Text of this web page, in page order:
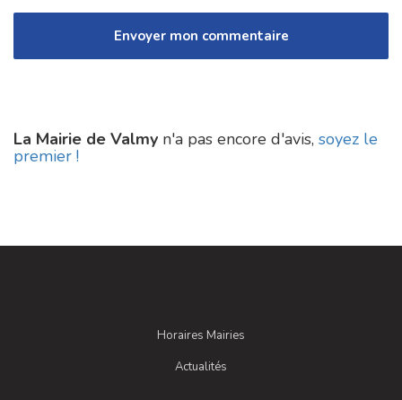
La Mairie de Valmy n'a pas encore d'avis, soyez le
premier !
Horaires Mairies
Actualités